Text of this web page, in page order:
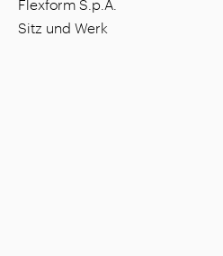
Flexform S.p.A.
Sitz und Werk